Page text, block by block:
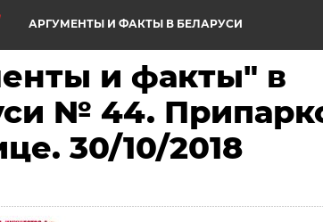
АРГУМЕНТЫ И ФАКТЫ В БЕЛАРУСИ
и факты" в
№ 44.
30/10/2018